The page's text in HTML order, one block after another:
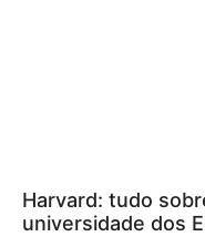
Harvard: tudo
universidade dos